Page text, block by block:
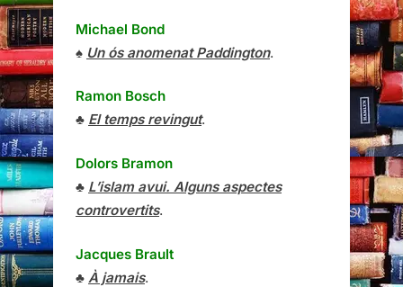
Michael Bond
♠ Un ós anomenat Paddington.
Ramon Bosch
♣ El temps revingut.
Dolors Bramon
♣ L’islam avui. Alguns aspectes
controvertits.
Jacques Brault
♣ À jamais.